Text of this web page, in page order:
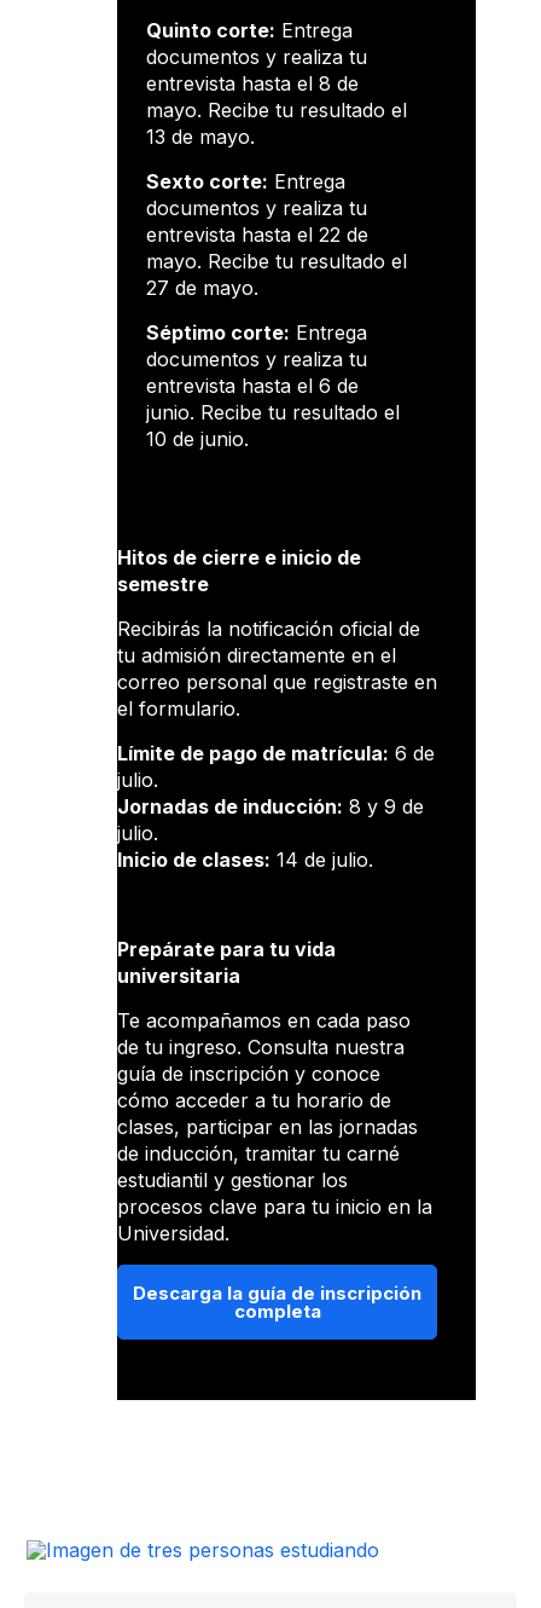
Quinto corte: Entrega
documentos y realiza tu
entrevista hasta el 8 de
mayo. Recibe tu resultado el
13 de mayo.
Sexto corte: Entrega
documentos y realiza tu
entrevista hasta el 22 de
mayo. Recibe tu resultado el
27 de mayo.
Séptimo corte: Entrega
documentos y realiza tu
entrevista hasta el 6 de
junio. Recibe tu resultado el
10 de junio.
Hitos de cierre e inicio de
semestre
Recibirás la notificación oficial de
tu admisión directamente en el
correo personal que registraste en
el formulario.
Límite de pago de matrícula: 6 de
julio.
Jornadas de inducción: 8 y 9 de
julio.
Inicio de clases: 14 de julio.
Prepárate para tu vida
universitaria
Te acompañamos en cada paso
de tu ingreso. Consulta nuestra
guía de inscripción y conoce
cómo acceder a tu horario de
clases, participar en las jornadas
de inducción, tramitar tu carné
estudiantil y gestionar los
procesos clave para tu inicio en la
Universidad.
Descarga la guía de inscripción
completa